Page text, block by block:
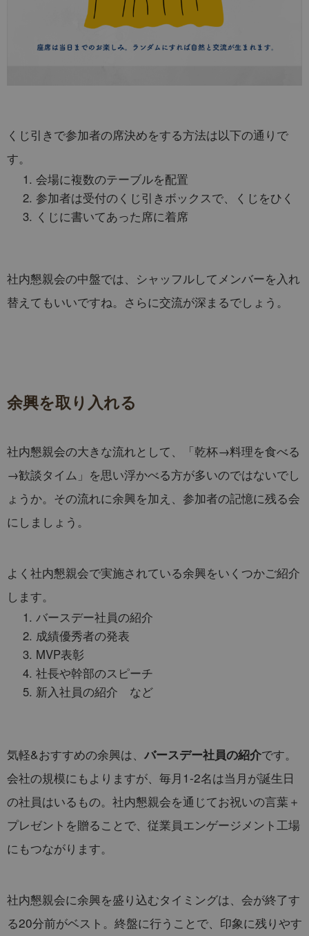
くじ引きで参加者の席決めをする方法は以下の通りで
す。
会場に複数のテーブルを配置
参加者は受付のくじ引きボックスで、くじをひく
くじに書いてあった席に着席
社内懇親会の中盤では、シャッフルしてメンバーを入れ
替えてもいいですね。さらに交流が深まるでしょう。
余興を取り入れる
社内懇親会の大きな流れとして、「乾杯→料理を食べる
→歓談タイム」を思い浮かべる方が多いのではないでし
ょうか。その流れに余興を加え、参加者の記憶に残る会
にしましょう。
よく社内懇親会で実施されている余興をいくつかご紹介
します。
バースデー社員の紹介
成績優秀者の発表
MVP表彰
社長や幹部のスピーチ
新入社員の紹介 など
気軽&おすすめの余興は、 バースデー社員の紹介です。
会社の規模にもよりますが、毎月1-2名は当月が誕生日
の社員はいるもの。社内懇親会を通じてお祝いの言葉＋
プレゼントを贈ることで、従業員エンゲージメント工場
にもつながります。
社内懇親会に余興を盛り込むタイミングは、会が終了す
る20分前がベスト。終盤に行うことで、印象に残りやす